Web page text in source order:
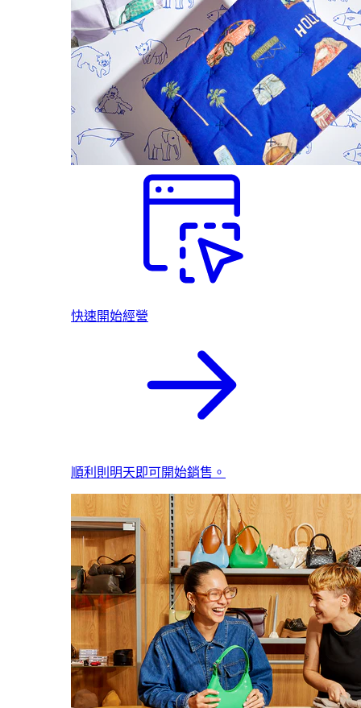
快速開始經營
順利則明天即可開始銷售。